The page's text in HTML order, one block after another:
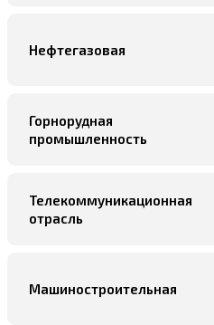
Нефтегазовая
Горнорудная
промышленность
Телекоммуникационная
отрасль
Машиностроительная